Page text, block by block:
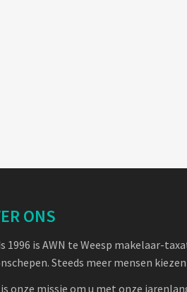
ONS
1996 is AWN te Weesp makelaar-
Steeds meer mensen
onze missie om u met onze